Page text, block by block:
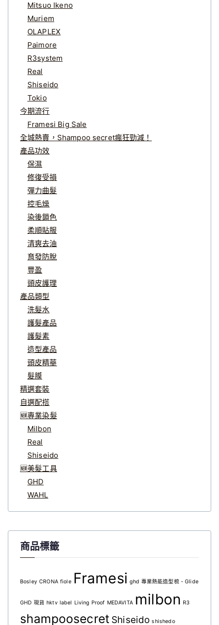
Mitsuo Ikeno
Muriem
OLAPLEX
Paimore
R3system
Real
Shiseido
Tokio
今期流行
Framesi Big Sale
全城熱賣，Shampoo secret瘋狂勁減！
產品功效
保濕
修復受損
彈力曲髮
控毛燥
染後鎖色
柔順貼服
清爽去油
育發防脫
豐盈
頭皮護理
產品類型
洗髮水
護髮產品
護髮素
造型產品
頭皮精華
髮膜
精選套裝
自選配搭
🆕專業染髮
Milbon
Real
Shiseido
🆕美髮工具
GHD
WAHL
商品標籤
Bosley CRONA fiole Framesi ghd 專業熱能造型梳 - Glide
GHD 現貨 hktv label Living Proof MEDAVITA milbon R3
shampoosecret Shiseido shishedo